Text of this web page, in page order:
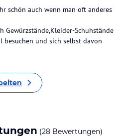
schön auch wenn man oft anderes
Gewürzstände,Kleider-Schuhstände
besuchen und sich selbst davon
(28 Bewertungen)